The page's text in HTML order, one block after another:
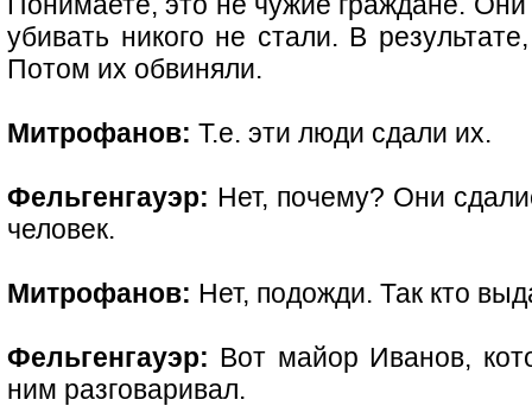
убивать никого не стали. В
Потом их обвиняли.
Митрофанов: Т.е. эти люди сдали их.
Фельгенгауэр: Нет, почему? Они
человек.
Митрофанов: Нет, подожди. Так кто
Фельгенгауэр: Вот майор Иванов,
ним разговаривал.